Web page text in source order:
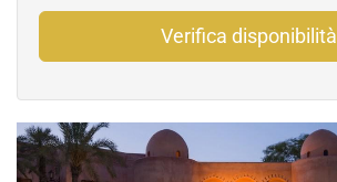
Verifica disponibilità